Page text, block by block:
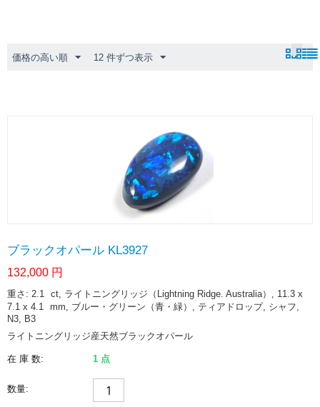
価格の高い順 12 件ずつ表示
ブラックオパール KL3927
132,000 円
重さ: 2.1 ct, ライトニングリッジ（Lightning Ridge. Australia）, 11.3 x
7.1 x 4.1 mm, ブルー・グリーン（青・緑）, ティアドロップ, シャフ,
N3, B3
ライトニングリッジ産天然ブラックオパール
在 庫 数: 1 点
数量: